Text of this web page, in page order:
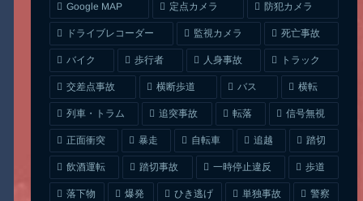
Google MAP 定点カメラ 防犯カメラ
ドライブレコーダー 監視カメラ 死亡事故
バイク 歩行者 人身事故 トラック
交差点事故 横断歩道 バス 横転
列車・トラム 追突事故 転落 信号無視
正面衝突 暴走 自転車 追越 踏切
飲酒運転 踏切事故 一時停止違反 歩道
落下物 爆発 ひき逃げ 単独事故 警察